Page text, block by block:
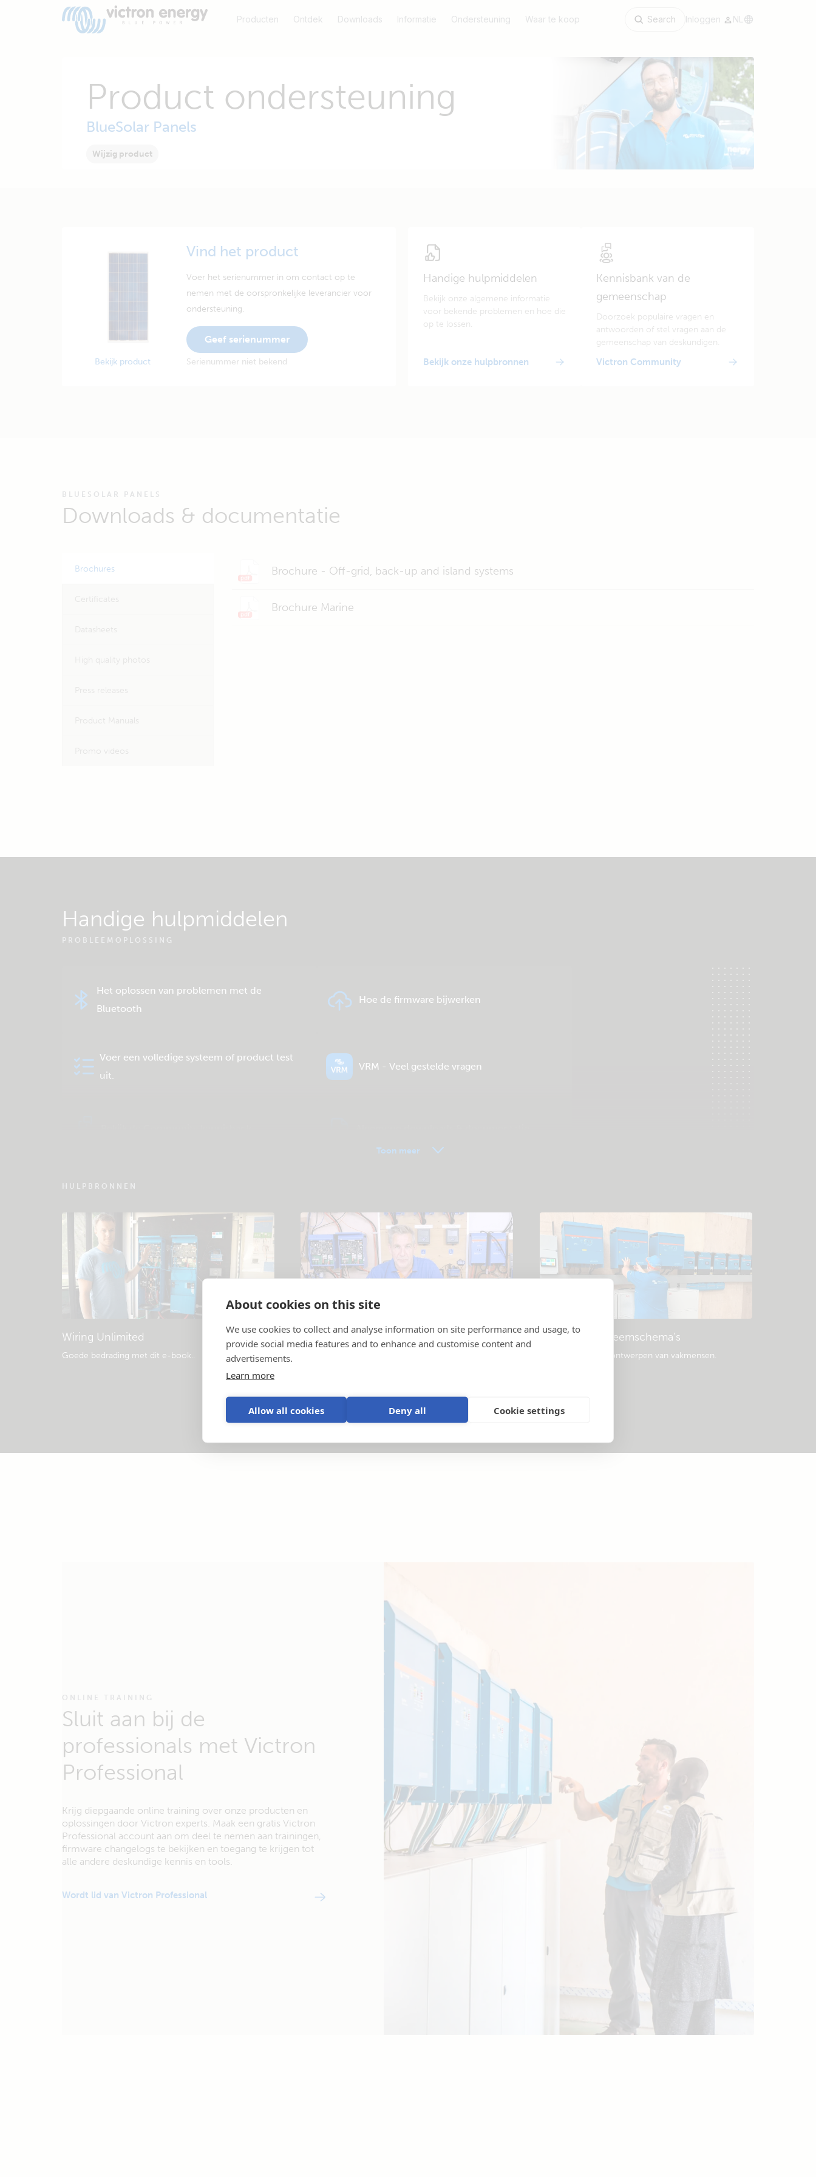
About cookies on this site
We use cookies to collect and analyse information on site performance and usage, to
provide social media features and to enhance and customise content and
advertisements.
Learn more
Allow all cookies Deny all Cookie settings
Producten Ontdek Downloads Informatie Ondersteuning Waar te koop Search Inloggen NL
Product ondersteuning
BlueSolar Panels
Wijzig product
Bekijk product
Vind het product
Voer het serienummer in om contact op te
nemen met de oorspronkelijke leverancier voor
ondersteuning.
Geef serienummer
Serienummer niet bekend
Handige hulpmiddelen
Bekijk onze algemene informatie
voor bekende problemen en hoe die
op te lossen.
Bekijk onze hulpbronnen
Kennisbank van de
gemeenschap
Doorzoek populaire vragen en
antwoorden of stel vragen aan de
gemeenschap van deskundigen.
Victron Community
BLUESOLAR PANELS
Downloads & documentatie
Brochures Brochure - Off-grid, back-up and island systems
Brochure Marine
Handige hulpmiddelen
PROBLEEMOPLOSSING
Het oplossen van problemen met de
Bluetooth
Hoe de firmware bijwerken
Voer een volledige systeem of product test
uit.
VRM - Veel gestelde vragen
Toon meer
HULPBRONNEN
Wiring Unlimited
Goede bedrading met dit e-book..
Instructievideo's Voorbeeld systeemschema's
Populaire systeemontwerpen van vakmensen.
ONLINE TRAINING
Sluit aan bij de
professionals met Victron
Professional
Krijg diepgaande online training over onze producten en
oplossingen door Victron experts. Maak een gratis Victron
Professional account aan om deel te nemen aan trainingen,
firmware changelogs te bekijken en toegang te krijgen tot
alle andere deskundige kennis en tools.
Wordt lid van Victron Professional